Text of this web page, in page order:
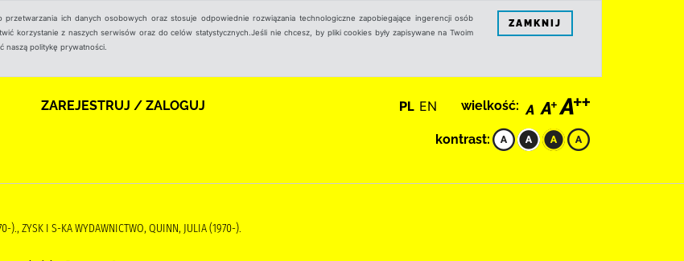
ich danych osobowych oraz stosuje odpowiednie rozwiązania technologiczne zapobiegające ingerencji osób
korzystanie z naszych serwisów oraz do celów statystycznych.Jeśli nie chcesz, by pliki cookies były zapisywane na Twoim
naszą politykę prywatności.
ZAMKNIJ
ZAREJESTRUJ / ZALOGUJ PL EN wielkość:
kontrast:
)., ZYSK I S-KA WYDAWNICTWO, QUINN, JULIA (1970-).